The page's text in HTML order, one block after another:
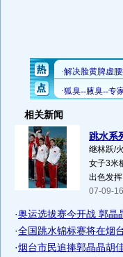
相关新闻
跳水系
继林跃/
女子3米
出色发
07-09-
·奥运选拔赛今开战 郭晶
·全国跳水锦标赛将在烟
·烟台市民追捧郭晶晶胡